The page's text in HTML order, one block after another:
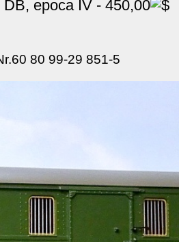
epoca IV - 450,00
80 99-29 851-5